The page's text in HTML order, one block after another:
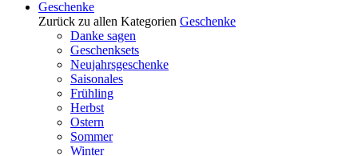
Geschenke
Zurück zu allen Kategorien Geschenke
Danke sagen
Geschenksets
Neujahrsgeschenke
Saisonales
Frühling
Herbst
Ostern
Sommer
Winter